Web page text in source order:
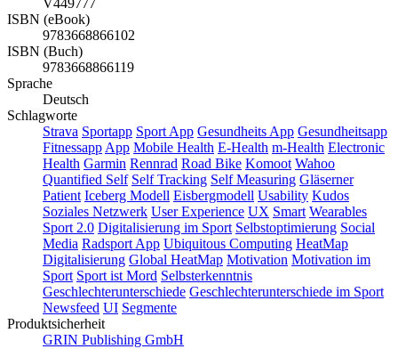
V449777
ISBN (eBook)
9783668866102
ISBN (Buch)
9783668866119
Sprache
Deutsch
Schlagworte
Strava Sportapp Sport App Gesundheits App Gesundheitsapp
Fitnessapp App Mobile Health E-Health m-Health Electronic
Health Garmin Rennrad Road Bike Komoot Wahoo
Quantified Self Self Tracking Self Measuring Gläserner
Patient Iceberg Modell Eisbergmodell Usability Kudos
Soziales Netzwerk User Experience UX Smart Wearables
Sport 2.0 Digitalisierung im Sport Selbstoptimierung Social
Media Radsport App Ubiquitous Computing HeatMap
Digitalisierung Global HeatMap Motivation Motivation im
Sport Sport ist Mord Selbsterkenntnis
Geschlechterunterschiede Geschlechterunterschiede im Sport
Newsfeed UI Segmente
Produktsicherheit
GRIN Publishing GmbH